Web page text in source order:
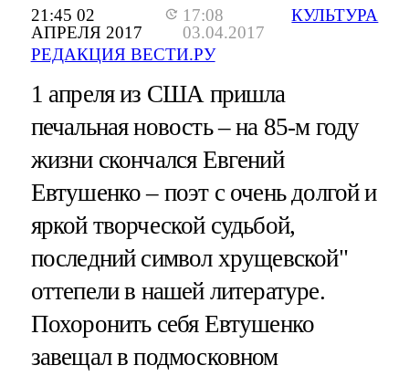
21:45 02
АПРЕЛЯ 2017
17:08
03.04.2017
РЕДАКЦИЯ ВЕСТИ.РУ
КУЛЬТУРА
1 апреля из США пришла
печальная новость – на 85-м году
жизни скончался Евгений
Евтушенко – поэт с очень долгой и
яркой творческой судьбой,
последний символ хрущевской"
оттепели в нашей литературе.
Похоронить себя Евтушенко
завещал в подмосковном